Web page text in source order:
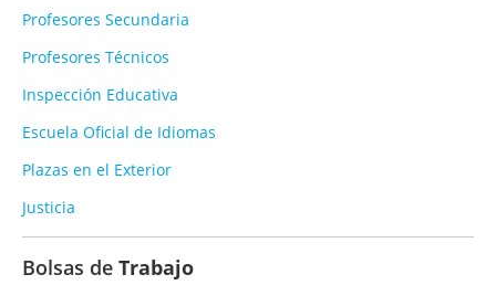
Profesores Secundaria
Profesores Técnicos
Inspección Educativa
Escuela Oficial de Idiomas
Plazas en el Exterior
Justicia
Bolsas de Trabajo